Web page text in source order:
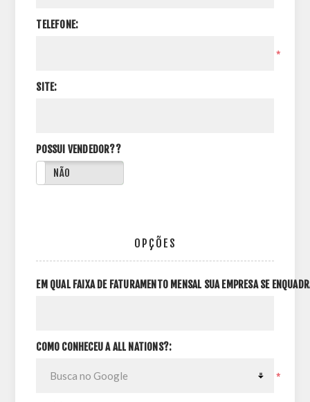
TELEFONE:
*
SITE:
POSSUI VENDEDOR??
NÃO
OPÇÕES
EM QUAL FAIXA DE FATURAMENTO MENSAL SUA EMPRESA SE
COMO CONHECEU A ALL NATIONS?:
*